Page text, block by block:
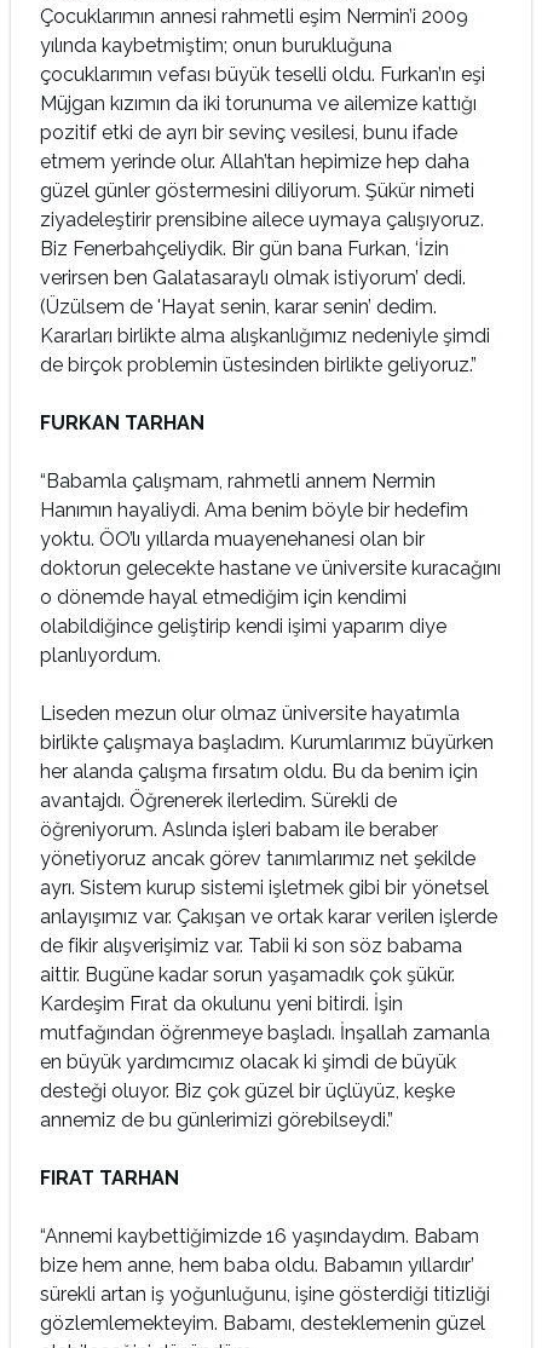
Çocuklarımın annesi rahmetli eşim Nermin’i 2009
yılında kaybetmiştim; onun burukluğuna
çocuklarımın vefası büyük teselli oldu. Furkan’ın eşi
Müjgan kızımın da iki torunuma ve ailemize kattığı
pozitif etki de ayrı bir sevinç vesilesi, bunu ifade
etmem yerinde olur. Allah’tan hepimize hep daha
güzel günler göstermesini diliyorum. Şükür nimeti
ziyadeleştirir prensibine ailece uymaya çalışıyoruz.
Biz Fenerbahçeliydik. Bir gün bana Furkan, ‘İzin
verirsen ben Galatasaraylı olmak istiyorum’ dedi.
(Üzülsem de 'Hayat senin, karar senin’ dedim.
Kararları birlikte alma alışkanlığımız nedeniyle şimdi
de birçok problemin üstesinden birlikte geliyoruz.”
FURKAN TARHAN
“Babamla çalışmam, rahmetli annem Nermin
Hanımın hayaliydi. Ama benim böyle bir hedefim
yoktu. ÖO’lı yıllarda muayenehanesi olan bir
doktorun gelecekte hastane ve üniversite kuracağını
o dönemde hayal etmediğim için kendimi
olabildiğince geliştirip kendi işimi yaparım diye
planlıyordum.
Liseden mezun olur olmaz üniversite hayatımla
birlikte çalışmaya başladım. Kurumlarımız büyürken
her alanda çalışma fırsatım oldu. Bu da benim için
avantajdı. Öğrenerek ilerledim. Sürekli de
öğreniyorum. Aslında işleri babam ile beraber
yönetiyoruz ancak görev tanımlarımız net şekilde
ayrı. Sistem kurup sistemi işletmek gibi bir yönetsel
anlayışımız var. Çakışan ve ortak karar verilen işlerde
de fikir alışverişimiz var. Tabii ki son söz babama
aittir. Bugüne kadar sorun yaşamadık çok şükür.
Kardeşim Fırat da okulunu yeni bitirdi. İşin
mutfağından öğrenmeye başladı. İnşallah zamanla
en büyük yardımcımız olacak ki şimdi de büyük
desteği oluyor. Biz çok güzel bir üçlüyüz, keşke
annemiz de bu günlerimizi görebilseydi.”
FIRAT TARHAN
“Annemi kaybettiğimizde 16 yaşındaydım. Babam
bize hem anne, hem baba oldu. Babamın yıllardır’
sürekli artan iş yoğunluğunu, işine gösterdiği titizliği
gözlemlemekteyim. Babamı, desteklemenin güzel